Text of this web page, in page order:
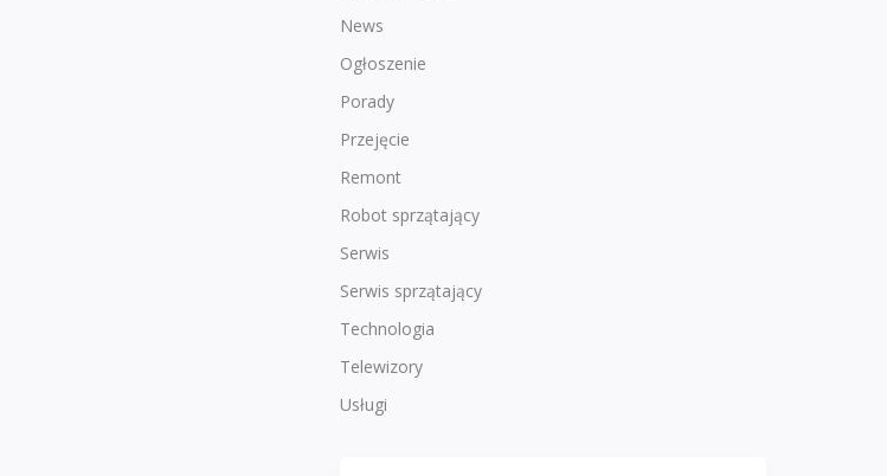
News
Ogłoszenie
Porady
Przejęcie
Remont
Robot sprzątający
Serwis
Serwis sprzątający
Technologia
Telewizory
Usługi